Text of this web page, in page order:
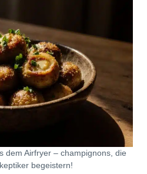
dem Airfryer – champignons, die
begeistern!